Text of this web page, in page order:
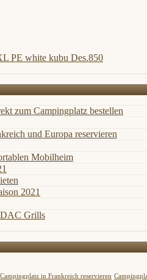
PE white kubu Des.850
zum Campingplatz bestellen
und Europa reservieren
Mobilheim
2021
Grills
Campingplatz in Frankreich reservieren